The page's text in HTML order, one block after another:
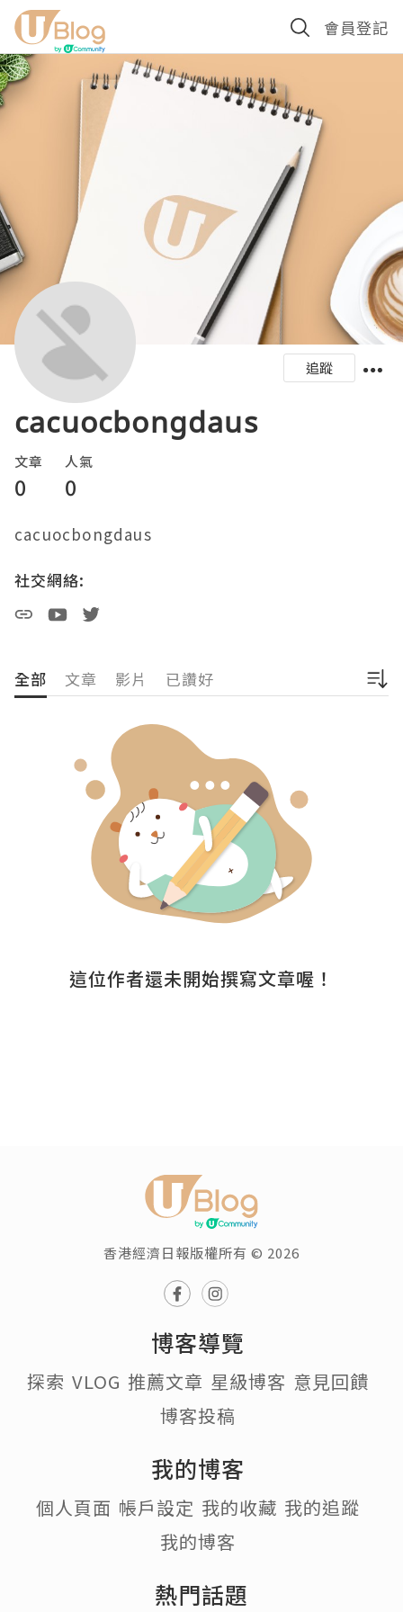
會員登記
追蹤
cacuocbongdaus
文章
0
人氣
0
cacuocbongdaus
社交網絡:
全部 文章 影片 已讚好
這位作者還未開始撰寫文章喔！
香港經濟日報版權所有 © 2026
博客導覽
探索 VLOG 推薦文章 星級博客 意見回饋
博客投稿
我的博客
個人頁面 帳戶設定 我的收藏 我的追蹤
我的博客
熱門話題